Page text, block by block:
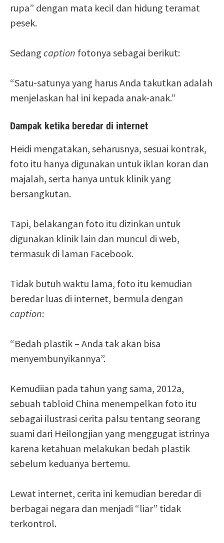
rupa” dengan mata kecil dan hidung teramat
pesek.
Sedang caption fotonya sebagai berikut:
“Satu-satunya yang harus Anda takutkan adalah
menjelaskan hal ini kepada anak-anak.”
Dampak ketika beredar di internet
Heidi mengatakan, seharusnya, sesuai kontrak,
foto itu hanya digunakan untuk iklan koran dan
majalah, serta hanya untuk klinik yang
bersangkutan.
Tapi, belakangan foto itu dizinkan untuk
digunakan klinik lain dan muncul di web,
termasuk di laman Facebook.
Tidak butuh waktu lama, foto itu kemudian
beredar luas di internet, bermula dengan
caption:
“Bedah plastik – Anda tak akan bisa
menyembunyikannya”.
Kemudiian pada tahun yang sama, 2012a,
sebuah tabloid China menempelkan foto itu
sebagai ilustrasi cerita palsu tentang seorang
suami dari Heilongjian yang menggugat istrinya
karena ketahuan melakukan bedah plastik
sebelum keduanya bertemu.
Lewat internet, cerita ini kemudian beredar di
berbagai negara dan menjadi “liar” tidak
terkontrol.